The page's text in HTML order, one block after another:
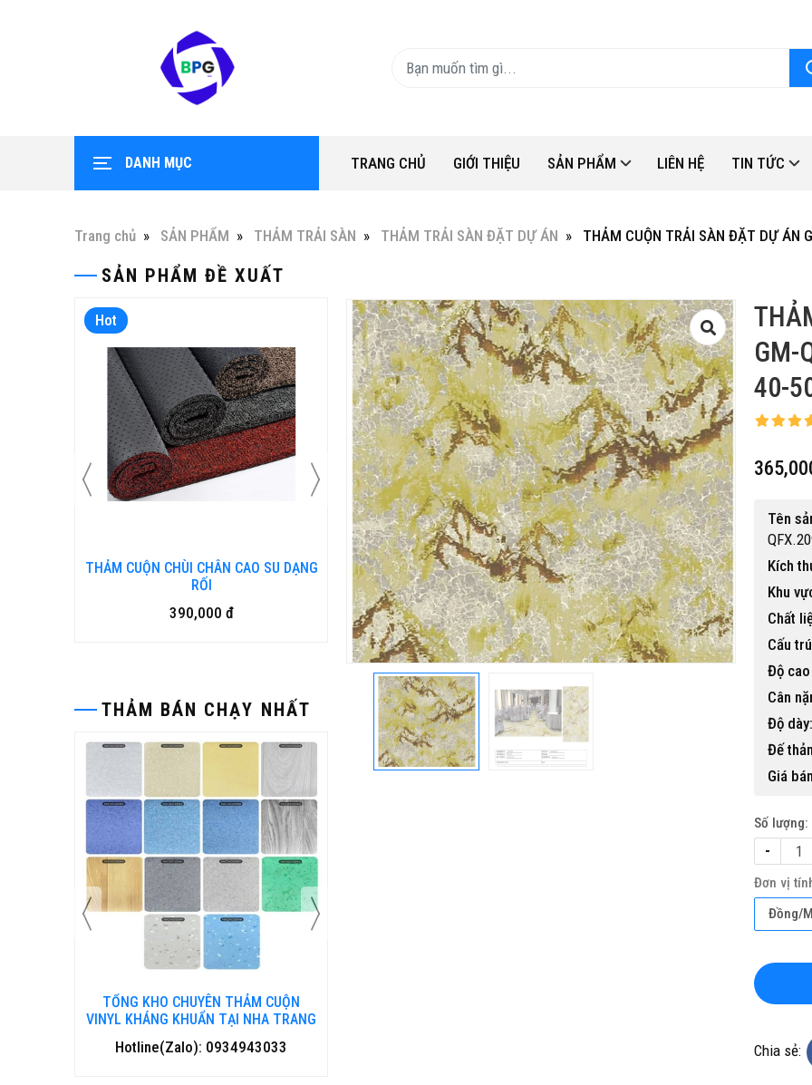
DANH MỤC TRANG CHỦ GIỚI THIỆU SẢN PHẨM LIÊN HỆ TIN TỨC
Trang chủ SẢN PHẨM THẢM TRẢI SÀN THẢM TRẢI SÀN ĐẶT DỰ ÁN THẢM CUỘN TRẢI SÀN ĐẶT DỰ
SẢN PHẨM ĐỀ XUẤT
Hot
Bàn ghế gỗ nhựa ngoài trời BP-456
15,500,000 đ
THẢM BÁN CHẠY NHẤT
TỔNG KHO CHUYÊN THẢM CUỘN
VINYL KHÁNG KHUẨN TẠI ĐÀ NẴNG
Hotline(Zalo): 0934943033
TỔNG KHO CHUYÊN THẢM
Hotline(Zalo): 0934943033
GM-
40-
Tên
Kích
Khu
Chất
Cấu
Độ
Cân
Độ dày:
Đế
Giá
Số lượng:
-
Đơn vị
Đồng/
Chia sẻ: